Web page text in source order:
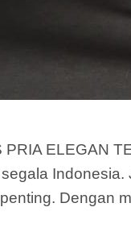
ELEGAN
Dengan